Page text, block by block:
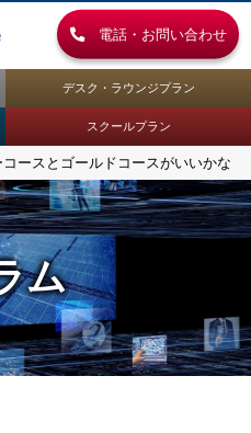
電話・お問い合わせ
デスク・ラウンジプラン
スクールプラン
コースとゴールドコースがいいかな
ム